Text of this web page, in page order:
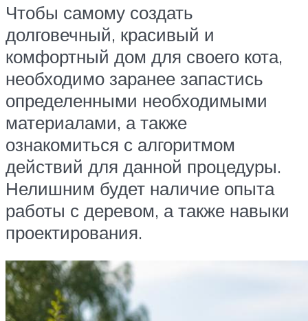
Чтобы самому создать
долговечный, красивый и
комфортный дом для своего кота,
необходимо заранее запастись
определенными необходимыми
материалами, а также
ознакомиться с алгоритмом
действий для данной процедуры.
Нелишним будет наличие опыта
работы с деревом, а также навыки
проектирования.